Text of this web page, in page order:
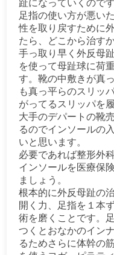
趾になっていくのです
足指の使い方が悪い
性を取り戻すために
たら、どこから治す
手っ取り早く外反母
を使って母趾球に荷
す。靴の中敷きが真
も真っ平らのスリッ
がってるスリッパを
大手のデパートの靴
るのでインソールの
いと思います。
必要であれば整形外
インソールを医療保
ましょう。
根本的に外反母趾の
開く力、足指を１本
術を磨くことです。
つくとおなかのイン
るためさらに体幹の